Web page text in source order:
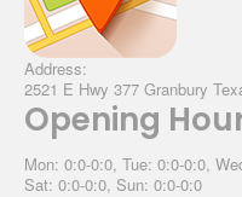
Address:
2521 E Hwy 377 Granbury
Opening
Mon: 0:0-0:0, Tue: 0:0-0:0,
Sat: 0:0-0:0, Sun: 0:0-0:0